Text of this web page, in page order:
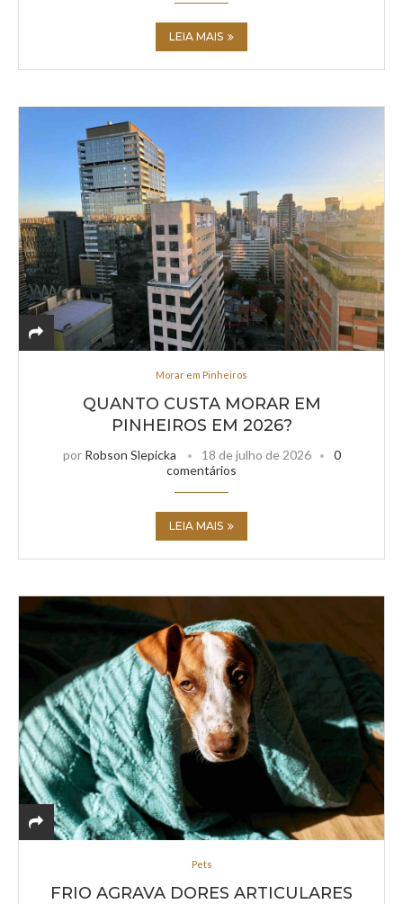
LEIA MAIS
Morar em Pinheiros
QUANTO CUSTA MORAR EM
PINHEIROS EM 2026?
por Robson Slepicka 18 de julho de 2026
0
comentários
LEIA MAIS
Pets
FRIO AGRAVA DORES ARTICULARES